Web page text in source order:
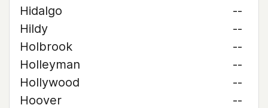
Hidalgo
--
Hildy
--
Holbrook
--
Holleyman
--
Hollywood
--
Hoover
--